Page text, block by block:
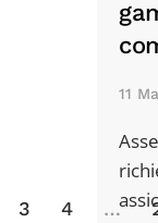
11
3 4 …